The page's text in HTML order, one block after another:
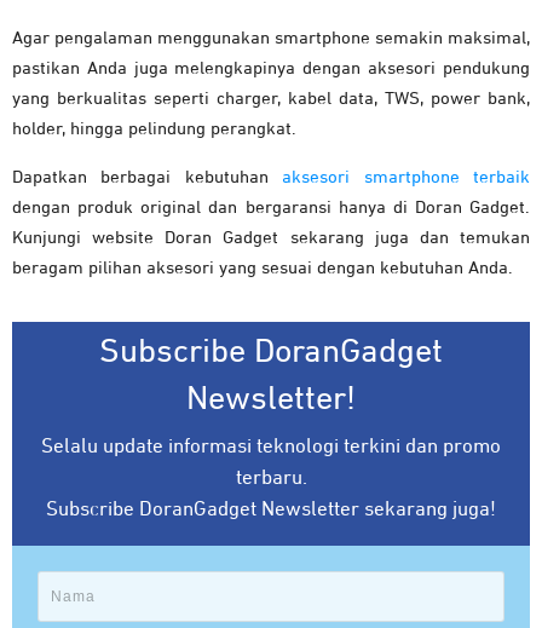
Agar pengalaman menggunakan smartphone semakin maksimal,
pastikan Anda juga melengkapinya dengan aksesori pendukung
yang berkualitas seperti charger, kabel data, TWS, power bank,
holder, hingga pelindung perangkat.
Dapatkan berbagai kebutuhan aksesori smartphone terbaik
dengan produk original dan bergaransi hanya di Doran Gadget.
Kunjungi website Doran Gadget sekarang juga dan temukan
beragam pilihan aksesori yang sesuai dengan kebutuhan Anda.
Subscribe DoranGadget
Newsletter!
Selalu update informasi teknologi terkini dan promo
terbaru.
Subscribe DoranGadget Newsletter sekarang juga!